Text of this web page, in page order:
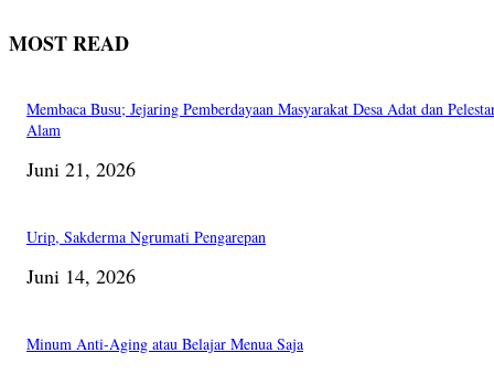
MOST READ
Membaca Busu; Jejaring Pemberdayaan Masyarakat Desa Adat dan
Alam
Juni 21, 2026
Urip, Sakderma Ngrumati Pengarepan
Juni 14, 2026
Minum Anti-Aging atau Belajar Menua Saja